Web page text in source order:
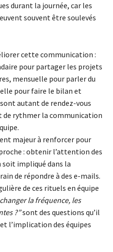
durant la journée, car les
souvent être soulevés
cette communication :
pour partager les projets
mensuelle pour parler du
pour faire le bilan et
autant de rendez-vous
rythmer la communication
majeur à renforcer pour
: obtenir l’attention des
soit impliqué dans la
de répondre à des e-mails.
de ces rituels en équipe
la fréquence, les
?”sont des questions qu’il
l’implication des équipes